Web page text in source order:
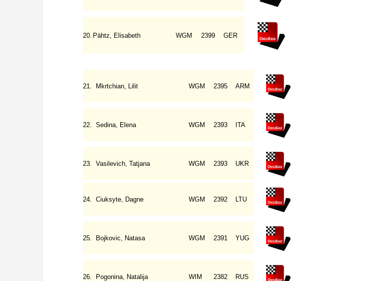
20. Pähtz, Elisabeth WGM 2399 GER
21. Mkrtchian, Lilit WGM 2395 ARM
22. Sedina, Elena WGM 2393 ITA
23. Vasilevich, Tatjana WGM 2393 UKR
24. Ciuksyte, Dagne WGM 2392 LTU
25. Bojkovic, Natasa WGM 2391 YUG
26. Pogonina, Natalija WIM 2382 RUS